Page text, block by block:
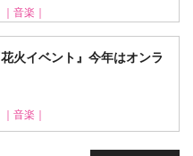
｜音楽｜
火イベント』今年はオンラ
｜音楽｜